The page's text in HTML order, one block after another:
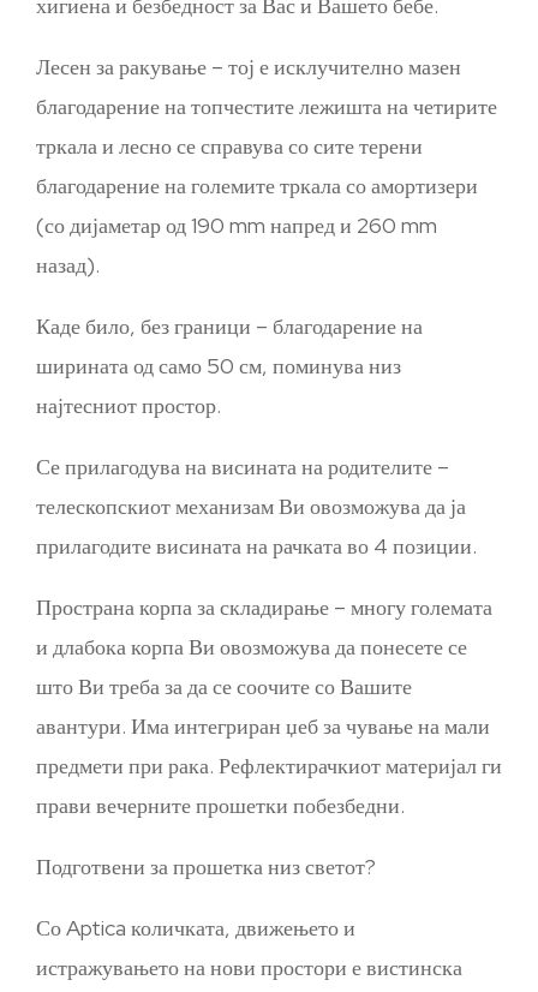
Лесен за ракување – тој е исклучително мазен
благодарение на топчестите лежишта на четирите
тркала и лесно се справува со сите терени
благодарение на големите тркала со амортизери
(со дијаметар од 190 mm напред и 260 mm
назад).
Каде било, без граници – благодарение на
ширината од само 50 см, поминува низ
најтесниот простор.
Се прилагодува на висината на родителите –
телескопскиот механизам Ви овозможува да ја
прилагодите висината на рачката во 4 позиции.
Пространа корпа за складирање – многу големата
и длабока корпа Ви овозможува да понесете се
што Ви треба за да се соочите со Вашите
авантури. Има интегриран џеб за чување на мали
предмети при рака. Рефлектирачкиот материјал ги
прави вечерните прошетки побезбедни.
Подготвени за прошетка низ светот?
Со Aptica количката, движењето и
истражувањето на нови простори е вистинска